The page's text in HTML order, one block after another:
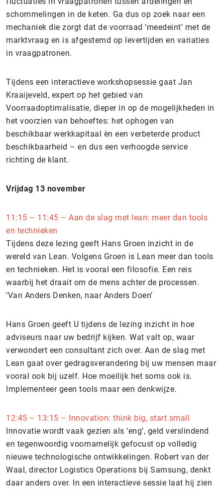
schommelingen in de keten. Ga dus op zoek naar een
mechaniek die zorgt dat de voorraad ‘meedeint’ met de
marktvraag en is afgestemd op levertijden en variaties
in vraagpatronen.
Tijdens een interactieve workshopsessie gaat Jan
Kraaijeveld, expert op het gebied van
Voorraadoptimalisatie, dieper in op de mogelijkheden in
het voorzien van behoeftes: het ophogen van
beschikbaar werkkapitaal èn een verbeterde product
beschikbaarheid – en dus een verhoogde service
richting de klant.
Vrijdag 13 november
11:15 – 11:45 – Aan de slag met lean: meer dan tools
en technieken
Tijdens deze lezing geeft Hans Groen inzicht in de
wereld van Lean. Volgens Groen is Lean meer dan tools
en technieken. Het is vooral een filosofie. Een reis
waarbij het draait om de mens achter de processen.
‘Van Anders Denken, naar Anders Doen’
Hans Groen geeft U tijdens de lezing inzicht in hoe
adviseurs naar uw bedrijf kijken. Wat valt op, waar
verwondert een consultant zich over. Aan de slag met
Lean gaat over gedragsverandering bij uw mensen maar
vooral ook bij uzelf. Hoe moeilijk het soms ook is.
Implementeer geen tools maar een denkwijze.
12:45 – 13:15 – Innovation: think big, start small
Innovatie wordt vaak gezien als ‘eng’, geld verslindend
en tegenwoordig voornamelijk gefocust op volledig
nieuwe technologische ontwikkelingen. Robert van der
Waal, director Logistics Operations bij Samsung, denkt
daar anders over. In een interactieve sessie laat hij zien